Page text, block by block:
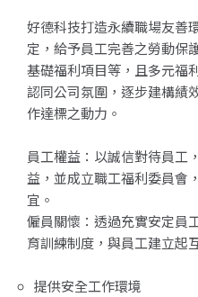
好德科技打造永續職場友善
定，給予員工完善之勞動保
基礎福利項目等，且多元福
認同公司氛圍，逐步建構績
作達標之動力。
員工權益：以誠信對待員工
益，並成立職工福利委員會
宜。
僱員關懷：透過充實安定員
育訓練制度，與員工建立起
提供安全工作環境